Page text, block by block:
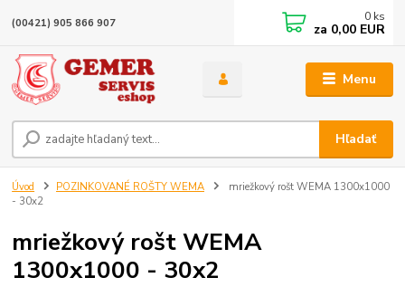
Menu
Hľadať
(00421) 905 866 907 0 ks
za 0,00 EUR
Úvod POZINKOVANÉ ROŠTY WEMA
mriežkový rošt WEMA 1300x1000
- 30x2
mriežkový rošt WEMA
1300x1000 - 30x2